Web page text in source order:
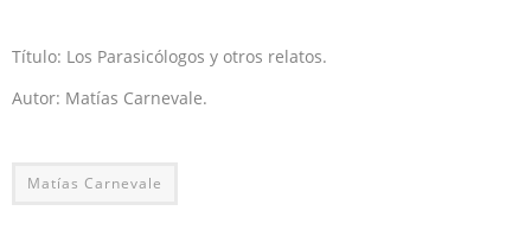
Título: Los Parasicólogos y otros relatos.
Autor: Matías Carnevale.
Matías Carnevale